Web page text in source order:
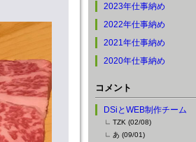
2023年仕事納め
2022年仕事納め
2021年仕事納め
2020年仕事納め
コメント
DSiとWEB制作チーム
TZK (02/08)
あ (09/01)